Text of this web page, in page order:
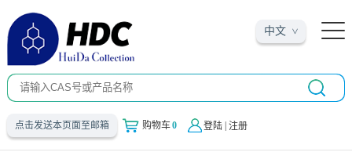
中文
点击发送本页面至邮箱 购物车0 登陆| 注册